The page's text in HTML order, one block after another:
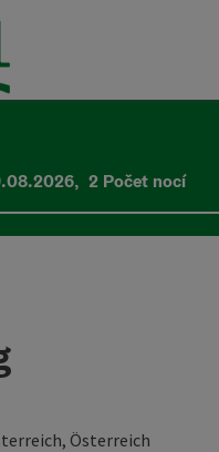
, 2 Počet nocí
Österreich